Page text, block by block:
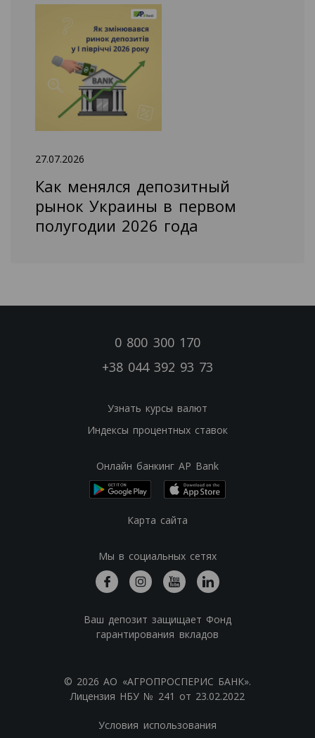
27.07.2026
Как менялся депозитный
рынок Украины в первом
полугодии 2026 года
0 800 300 170
+38 044 392 93 73
Узнать курсы валют
Индексы процентных ставок
Онлайн банкинг AP Bank
Карта сайта
Мы в социальных сетях
Ваш депозит защищает Фонд
гарантирования вкладов
© 2026 АО «АГРОПРОСПЕРИС БАНК».
Лицензия НБУ № 241 от 23.02.2022
Условия использования